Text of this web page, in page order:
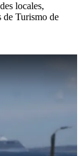
locales,
de Turismo de
turísticos